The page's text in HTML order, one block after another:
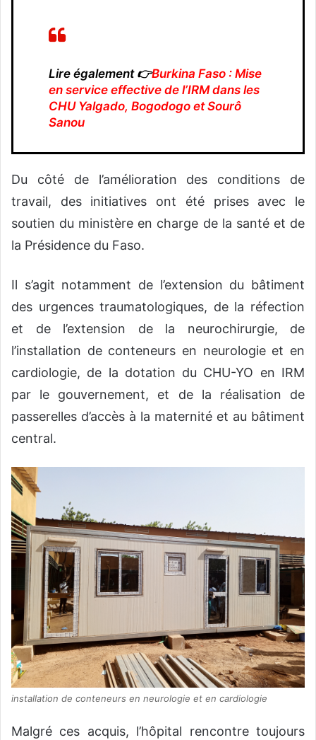
Lire également 👉Burkina Faso : Mise
en service effective de l’IRM dans les
CHU Yalgado, Bogodogo et Sourô
Sanou
Du côté de l’amélioration des conditions de
travail, des initiatives ont été prises avec le
soutien du ministère en charge de la santé et de
la Présidence du Faso.
Il s’agit notamment de l’extension du bâtiment
des urgences traumatologiques, de la réfection
et de l’extension de la neurochirurgie, de
l’installation de conteneurs en neurologie et en
cardiologie, de la dotation du CHU-YO en IRM
par le gouvernement, et de la réalisation de
passerelles d’accès à la maternité et au bâtiment
central.
installation de conteneurs en neurologie et en cardiologie
Malgré ces acquis, l’hôpital rencontre toujours